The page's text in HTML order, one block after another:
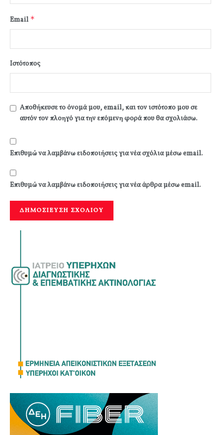
Email *
Ιστότοπος
Αποθήκευσε το όνομά μου, email, και τον ιστότοπο μου σε
αυτόν τον πλοηγό για την επόμενη φορά που θα σχολιάσω.
Επιθυμώ να λαμβάνω ειδοποιήσεις για νέα σχόλια μέσω email.
Επιθυμώ να λαμβάνω ειδοποιήσεις για νέα άρθρα μέσω email.